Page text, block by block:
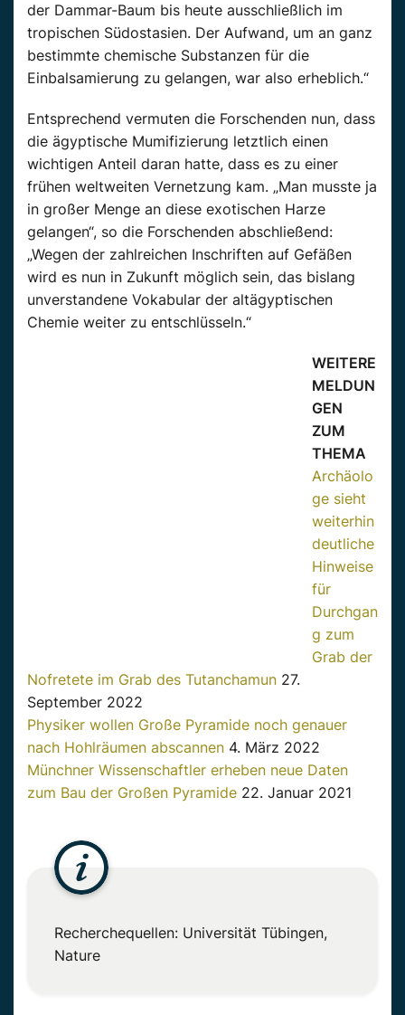
der Dammar-Baum bis heute ausschließlich im
tropischen Südostasien. Der Aufwand, um an ganz
bestimmte chemische Substanzen für die
Einbalsamierung zu gelangen, war also erheblich.“
Entsprechend vermuten die Forschenden nun, dass
die ägyptische Mumifizierung letztlich einen
wichtigen Anteil daran hatte, dass es zu einer
frühen weltweiten Vernetzung kam. „Man musste ja
in großer Menge an diese exotischen Harze
gelangen“, so die Forschenden abschließend:
„Wegen der zahlreichen Inschriften auf Gefäßen
wird es nun in Zukunft möglich sein, das bislang
unverstandene Vokabular der altägyptischen
Chemie weiter zu entschlüsseln.“
WEITERE
MELDUN
GEN
ZUM
THEMA
Archäolo
ge sieht
weiterhin
deutliche
Hinweise
für
Durchgan
g zum
Grab der
Nofretete im Grab des Tutanchamun 27.
September 2022
Physiker wollen Große Pyramide noch genauer
nach Hohlräumen abscannen 4. März 2022
Münchner Wissenschaftler erheben neue Daten
zum Bau der Großen Pyramide 22. Januar 2021
Recherchequellen: Universität Tübingen,
Nature